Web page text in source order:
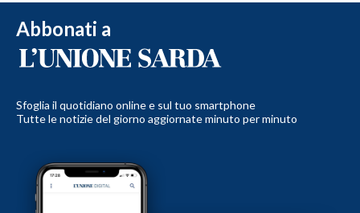
Abbonati a
Sfoglia il quotidiano online e sul tuo smartphone
Tutte le notizie del giorno aggiornate minuto per minuto